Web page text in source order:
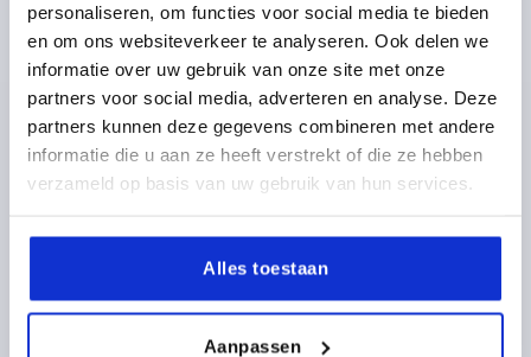
personaliseren, om functies voor social media te bieden
en om ons websiteverkeer te analyseren. Ook delen we
informatie over uw gebruik van onze site met onze
partners voor social media, adverteren en analyse. Deze
partners kunnen deze gegevens combineren met andere
informatie die u aan ze heeft verstrekt of die ze hebben
verzameld op basis van uw gebruik van hun services.
Alles toestaan
Aanpassen
STERGREEP OVEREENKOMSTIG DIN6336 MET
BORGKABEL D=M05X35, D1=25, VORM:LS,
THERMOPLAST ZWART, BEST:STAAL, DEKSEL:GRIJS
RAL7035
SCHROEFDRAAD=M5
BUITENDIAMETER=25
SCHROEFDRAADLENGTE=35
D8=12
HOOGTE=16 H3=8 H5 MAX.=22
K0155.7055X35